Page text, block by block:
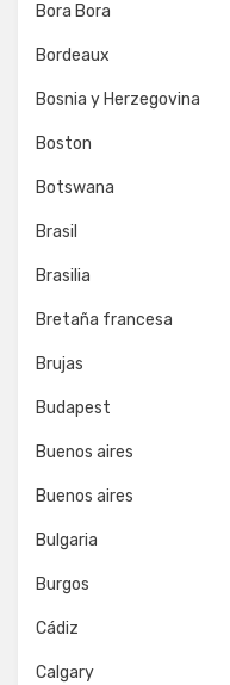
Bora Bora
Bordeaux
Bosnia y Herzegovina
Boston
Botswana
Brasil
Brasilia
Bretaña francesa
Brujas
Budapest
Buenos aires
Buenos aires
Bulgaria
Burgos
Cádiz
Calgary